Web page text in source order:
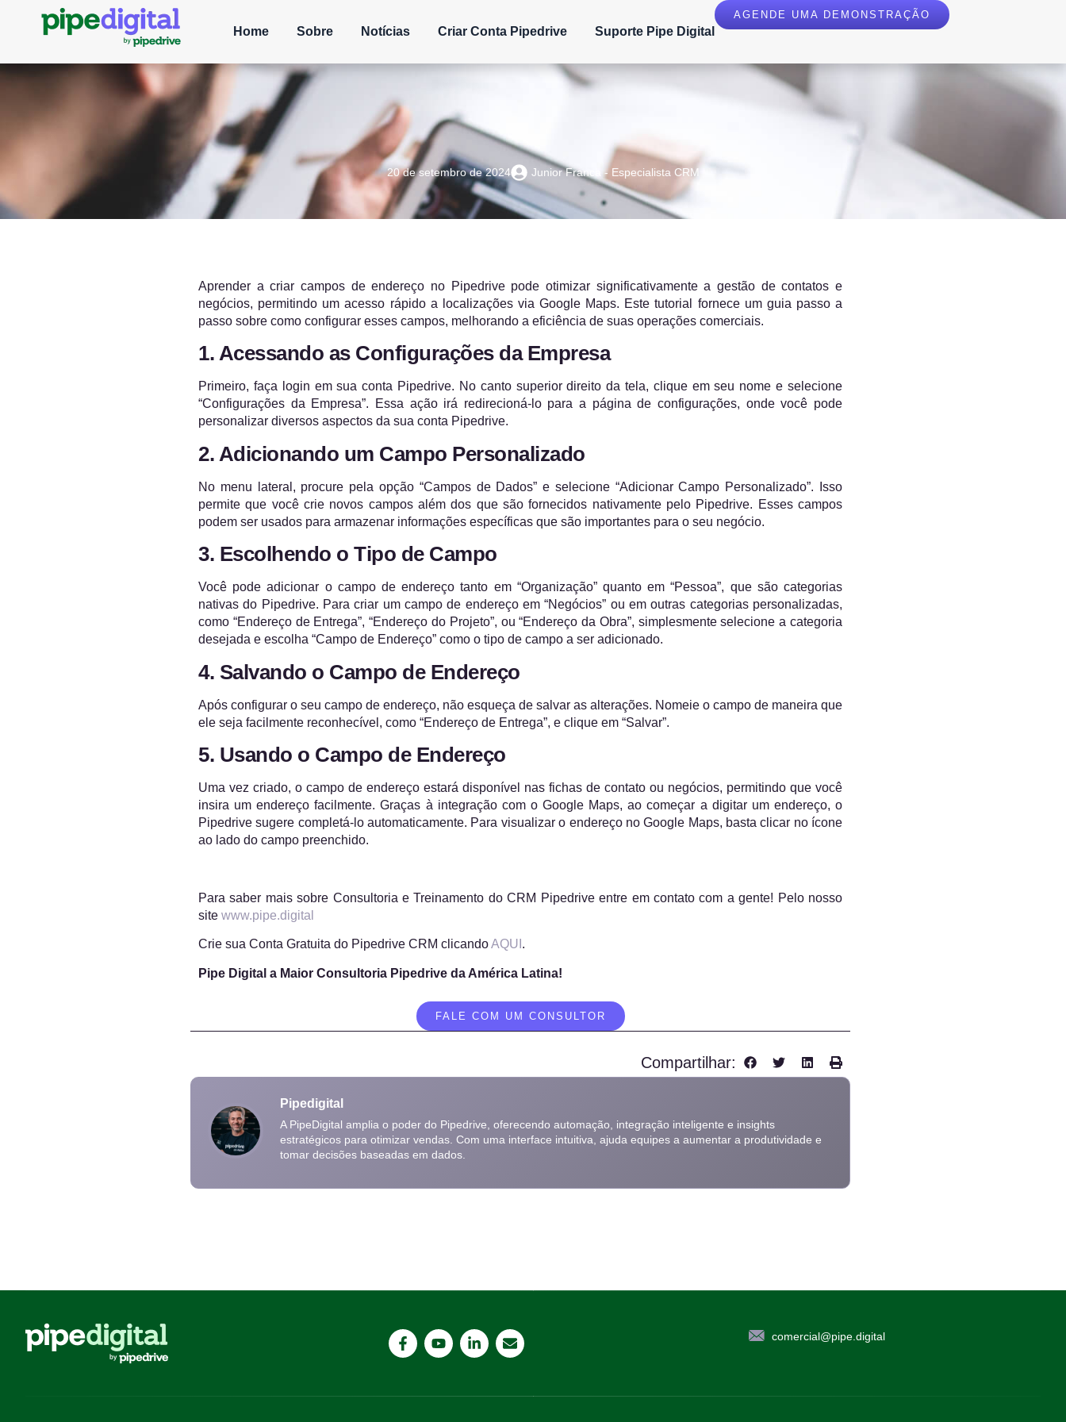
Home Sobre Notícias Criar Conta Pipedrive Suporte Pipe Digital
AGENDE UMA DEMONSTRAÇÃO
20 de setembro de 2024 Junior Franca - Especialista CRM
Aprender a criar campos de endereço no Pipedrive pode otimizar significativamente a gestão de contatos e
negócios, permitindo um acesso rápido a localizações via Google Maps. Este tutorial fornece um guia passo a
passo sobre como configurar esses campos, melhorando a eficiência de suas operações comerciais.
1. Acessando as Configurações da Empresa
Primeiro, faça login em sua conta Pipedrive. No canto superior direito da tela, clique em seu nome e selecione
“Configurações da Empresa”. Essa ação irá redirecioná-lo para a página de configurações, onde você pode
personalizar diversos aspectos da sua conta Pipedrive.
2. Adicionando um Campo Personalizado
No menu lateral, procure pela opção “Campos de Dados” e selecione “Adicionar Campo Personalizado”. Isso
permite que você crie novos campos além dos que são fornecidos nativamente pelo Pipedrive. Esses campos
podem ser usados para armazenar informações específicas que são importantes para o seu negócio.
3. Escolhendo o Tipo de Campo
Você pode adicionar o campo de endereço tanto em “Organização” quanto em “Pessoa”, que são categorias
nativas do Pipedrive. Para criar um campo de endereço em “Negócios” ou em outras categorias personalizadas,
como “Endereço de Entrega”, “Endereço do Projeto”, ou “Endereço da Obra”, simplesmente selecione a categoria
desejada e escolha “Campo de Endereço” como o tipo de campo a ser adicionado.
4. Salvando o Campo de Endereço
Após configurar o seu campo de endereço, não esqueça de salvar as alterações. Nomeie o campo de maneira que
ele seja facilmente reconhecível, como “Endereço de Entrega”, e clique em “Salvar”.
5. Usando o Campo de Endereço
Uma vez criado, o campo de endereço estará disponível nas fichas de contato ou negócios, permitindo que você
insira um endereço facilmente. Graças à integração com o Google Maps, ao começar a digitar um endereço, o
Pipedrive sugere completá-lo automaticamente. Para visualizar o endereço no Google Maps, basta clicar no ícone
ao lado do campo preenchido.
Para saber mais sobre Consultoria e Treinamento do CRM Pipedrive entre em contato com a gente! Pelo nosso
site www.pipe.digital
Crie sua Conta Gratuita do Pipedrive CRM clicandoAQUI .
Pipe Digital a Maior Consultoria Pipedrive da América Latina!
FALE COM UM CONSULTOR
Compartilhar:
Pipedigital
A PipeDigital amplia o poder do Pipedrive, oferecendo automação, integração inteligente e insights
estratégicos para otimizar vendas. Com uma interface intuitiva, ajuda equipes a aumentar a produtividade e
tomar decisões baseadas em dados.
comercial@pipe.digital